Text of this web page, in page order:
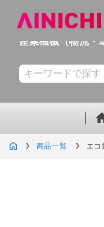
産業機械（物流・
商品一覧 エ